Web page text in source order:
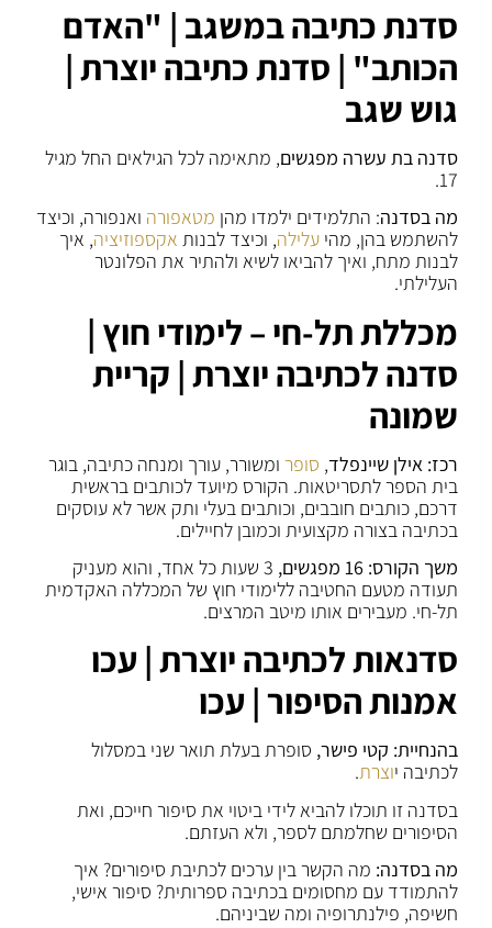
סדנת כתיבה במשגב | "האדם
הכותב" | סדנת כתיבה יוצרת |
גוש שגב
סדנה בת עשרה מפגשים, מתאימה לכל הגילאים החל מגיל
17.
מה בסדנה: התלמידים ילמדו מהן מטאפורה ואנפורה, וכיצד
להשתמש בהן, מהיעלילה, וכיצד לבנות אקספוזיציה, איך
לבנות מתח, ואיך להביאו לשיא ולהתיר את הפלונטר
העלילתי.
מכללת תל-חי – לימודי חוץ |
סדנה לכתיבה יוצרת | קריית
שמונה
רכז: אילן שיינפלד, סופר ומשורר, עורך ומנחה כתיבה, בוגר
בית הספר לתסריטאות. הקורס מיועד לכותבים בראשית
דרכם, כותבים חובבים, וכותבים בעלי ותק אשר לא עוסקים
בכתיבה בצורה מקצועית וכמובן לחיילים.
משך הקורס: 16 מפגשים,
3 שעות כל אחד, והוא מעניק
תעודה מטעם החטיבה ללימודי חוץ של המכללה האקדמית
תל-חי. מעבירים אותו מיטב המרצים.
סדנאות לכתיבה יוצרת | עכו
אמנות הסיפור | עכו
בהנחיית: קטי פישר, סופרת בעלת תואר שני במסלול
לכתיבה יוצרת.
בסדנה זו תוכלו להביא לידי ביטוי את סיפור חייכם, ואת
הסיפורים שחלמתם לספר, ולא העזתם.
מה בסדנה: מה הקשר בין ערכים לכתיבת סיפורים? איך
להתמודד עם מחסומים בכתיבה ספרותית? סיפור אישי,
חשיפה, פילנתרופיה ומה שביניהם.